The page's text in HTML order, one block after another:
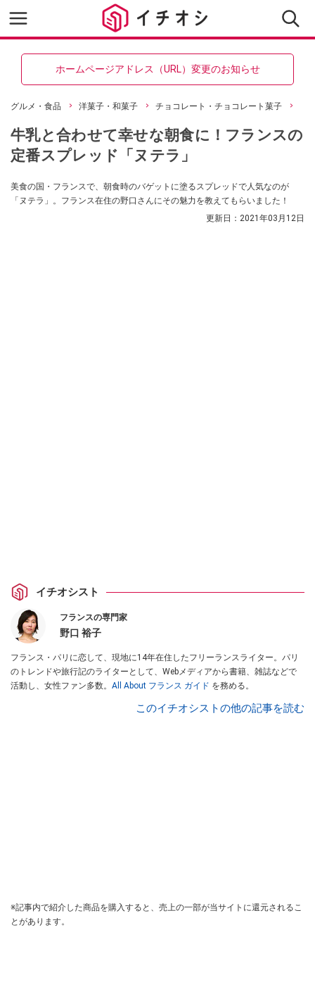
ホームページアドレス（URL）変更のお知らせ
グルメ・食品 洋菓子・和菓子 チョコレート・チョコレート菓子
牛乳と合わせて幸せな朝食に！フランスの
定番スプレッド「ヌテラ」
美食の国・フランスで、朝食時のバゲットに塗るスプレッドで人気なのが
「ヌテラ」。フランス在住の野口さんにその魅力を教えてもらいました！
更新日： 2021年03月12日
イチオシスト
フランスの専門家
野口 裕子
フランス・パリに恋して、現地に14年在住したフリーランスライター。パリ
のトレンドや旅行記のライターとして、Webメディアから書籍、雑誌などで
活動し、女性ファン多数。 All About フランス ガイド を務める。
このイチオシストの他の記事を読む
※記事内で紹介した商品を購入すると、売上の一部が当サイトに還元されるこ
とがあります。